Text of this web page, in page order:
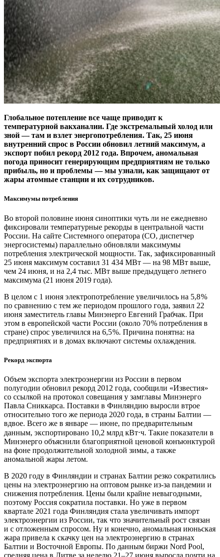
Глобальное потепление все чаще приводит к
температурной вакханалии. Где экстремальный холод или
зной — ​там и взлет энергопотребления. Так, 25 июня
внутренний спрос в России обновил летний максимум, а
экспорт побил рекорд 2012 года. Впрочем, аномальная
погода приносит генерирующим предприятиям не только
прибыль, но и проблемы — ​мы узнали, как защищают от
жары атомные станции и их сотрудников.
Максимумы потребления
Во второй половине июня синоптики чуть ли не ежедневно
фиксировали температурные рекорды в центральной части
России. На сайте Системного оператора (СО, диспетчер
энергосистемы) параллельно обновляли максимумы
потребления электрической мощности. Так, зафиксированный
25 июня максимум составил 31 434 МВт — ​на 98 МВт выше,
чем 24 июня, и на 2,4 тыс. МВт выше предыдущего летнего
максимума (21 июня 2019 года).
В целом с 1 июня электропотребление увеличилось на 5,8 %
по сравнению с тем же периодом прошлого года, заявил 22
июня заместитель главы Минэнерго Евгений Грабчак. При
этом в европейской части России (около 70 % потребления в
стране) спрос увеличился на 6,5 %. Причина понятна: на
предприятиях и в домах включают системы охлаждения.
Рекорд экспорта
Объем экспорта электроэнергии из России в первом
полугодии обновил рекорд 2012 года, сообщили «Известия»
со ссылкой на протокол совещания у замглавы Минэнерго
Павла Сниккарса. Поставки в Финляндию выросли втрое
относительно того же периода 2020 года, в страны Балтии — ​
вдвое. Всего же в январе — ​июне, по предварительным
данным, экспортировано 10,2 млрд кВт⋅ч. Такие показатели в
Минэнерго объяснили благоприятной ценовой конъюнктурой
на фоне продолжительной холодной зимы, а также
аномальной жары летом.
В 2020 году в Финляндии и странах Балтии резко сократились
цены на электроэнергию на оптовом рынке из-за пандемии и
снижения потребления. Цены были крайне невыгодными,
поэтому Россия сократила поставки. Но уже в первом
квартале 2021 года Финляндия стала увеличивать импорт
электроэнергии из России, так что значительный рост связан
и с отложенным спросом. Ну и конечно, аномальная июньская
жара привела к скачку цен на электроэнергию в странах
Балтии и Восточной Европы. По данным биржи Nord Pool,
средняя цена в Литве за неделю 21–27 июня выросла почти на